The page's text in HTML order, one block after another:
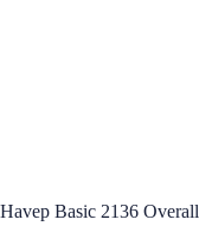
Havep Basic 2136 Overall